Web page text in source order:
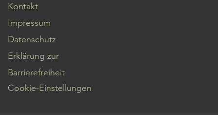
Kontakt
Impressum
Datenschutz
Erklärung zur
Barrierefreiheit
Cookie-Einstellungen